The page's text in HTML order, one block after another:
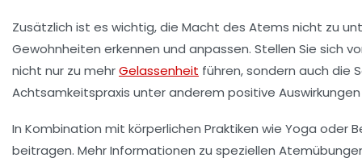
Zusätzlich ist es wichtig, die Macht des Atems nicht zu
Gewohnheiten erkennen und anpassen. Stellen Sie sich
nicht nur zu mehrGelassenheit führen, sondern auch die
Achtsamkeitspraxis unter anderem positive
In Kombination mit körperlichen Praktiken wie Yoga oder
beitragen. Mehr Informationen zu speziellen